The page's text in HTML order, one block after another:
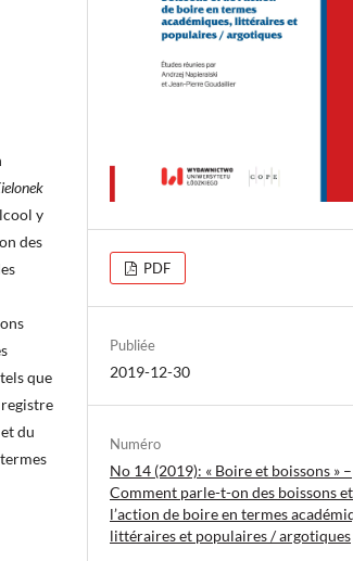
y
des
que
du
PDF
Publiée
2019-12-30
Numéro
No 14 (2019): « Boire et boissons » –
Comment parle-t-on des boissons
l’action de boire en termes
littéraires et populaires / argotiques